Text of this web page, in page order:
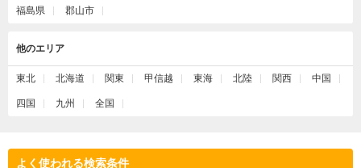
福島県 郡山市
他のエリア
東北 北海道 関東 甲信越 東海 北陸 関西 中国
四国 九州 全国
よく使われる検索条件